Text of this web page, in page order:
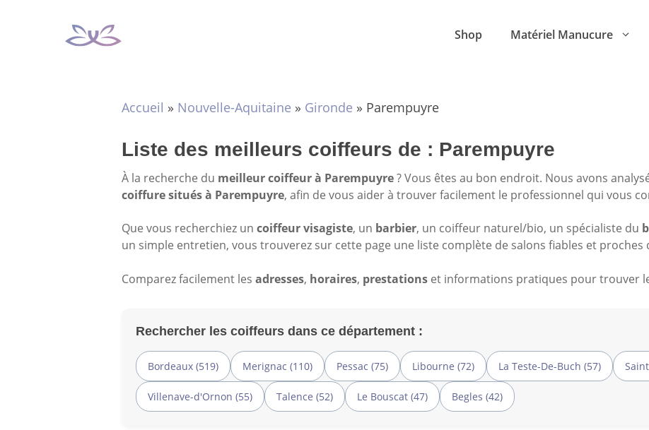
Shop Matériel Manucure
Accueil » Nouvelle-Aquitaine » Gironde » Parempuyre
Liste des meilleurs coiffeurs de : Parempuyre
À la recherche du meilleur coiffeur à Parempuyre? Vous êtes au bon endroit. Nous avons
coiffure situés à Parempuyre, afin de vous aider à trouver facilement le professionnel qui vous
Que vous recherchiez un coiffeur visagiste, un barbier, un coiffeur naturel/bio, un spécialiste du
un simple entretien, vous trouverez sur cette page une liste complète de salons fiables et proches
Comparez facilement les adresses, horaires, prestations et informations pratiques pour trouver
Rechercher les coiffeurs dans ce département :
Bordeaux (519) Merignac (110) Pessac (75) Libourne (72) La Teste-De-Buch (57)
Villenave-d'Ornon (55) Talence (52) Le Bouscat (47) Begles (42)